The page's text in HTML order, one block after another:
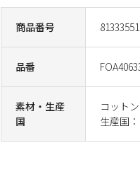
商品番号 81333551
品番
素材・生産
国
コット
生産国